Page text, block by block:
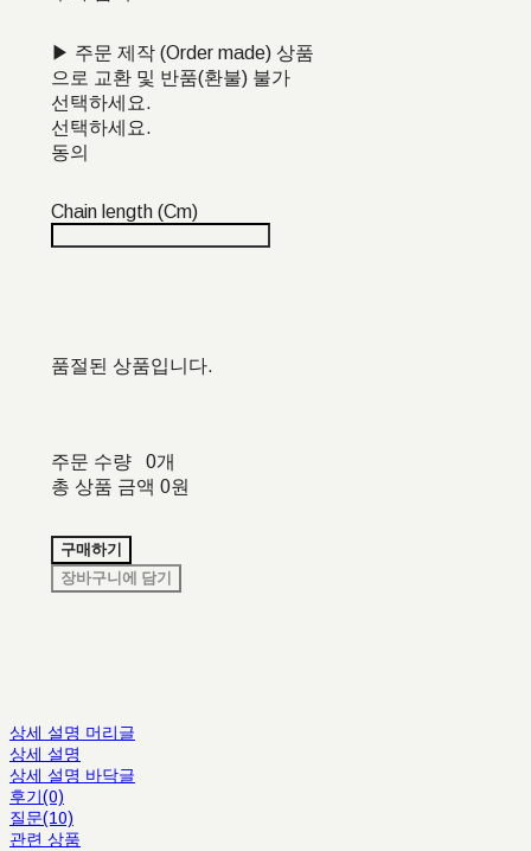
▶ 주문 제작 (Order made) 상품
으로 교환 및 반품(환불) 불가
선택하세요.
선택하세요.
동의
Chain length (Cm)
품절된 상품입니다.
주문 수량
0개
총 상품 금액 0원
구매하기
장바구니에 담기
상세 설명 머리글
상세 설명
상세 설명 바닥글
후기(0)
질문(10)
관련 상품